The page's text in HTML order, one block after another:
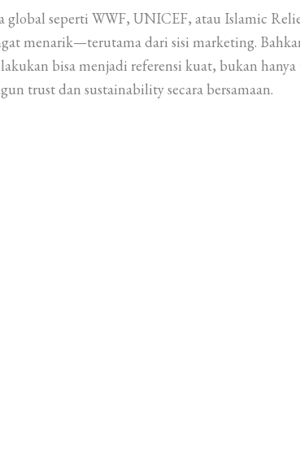
global seperti WWF, UNICEF, atau Islamic
menarik—terutama dari sisi marketing.
bisa menjadi referensi kuat, bukan
trust dan sustainability secara bersamaan.